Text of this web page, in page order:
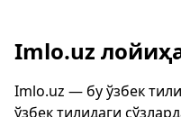
Imlo.uz
Imlo.uz — бу ўзбек
ўзбек тилидаги